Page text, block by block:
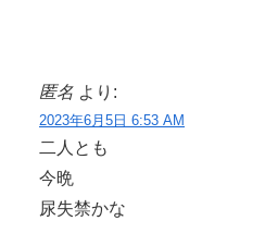
匿名 より:
2023年6月5日 6:53 AM
二人とも
今晩
尿失禁かな